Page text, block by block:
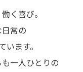
く喜び。
常の
ます。
一人ひとりの